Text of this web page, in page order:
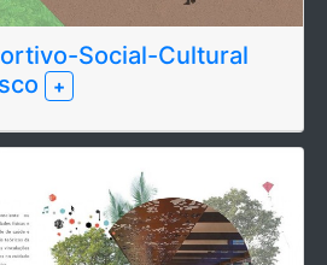
Social-Cultural
+